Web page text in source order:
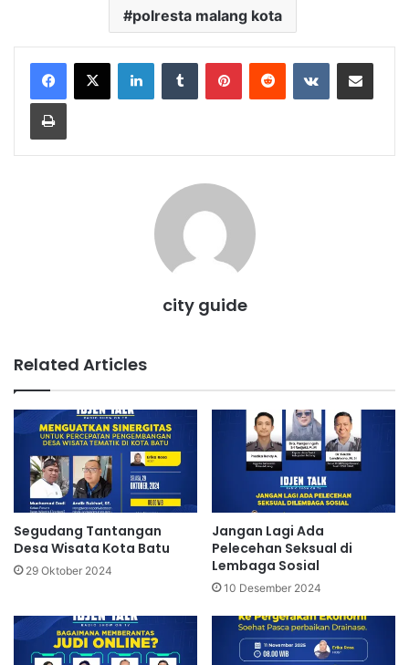
polresta malang kota
LinkedInTumblr PinterestReddit VKontakteShare via Email
Print
city guide
Related Articles
Segudang Tantangan
Desa Wisata Kota Batu
29 Oktober 2024
Jangan Lagi Ada
Pelecehan Seksual di
Lembaga Sosial
10 Desember 2024